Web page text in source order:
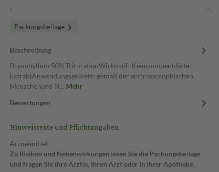
Packungsbeilage
Beschreibung
Bryophyllum 50% TriturationWirkstoff: Keimzumpenblätter-
ExtraktAnwendungsgebiete: gemäß der anthroposophischen
Menschenund N… Mehr
Bewertungen
Hinweistexte und Pflichtangaben
Arzneimittel
Zu Risiken und Nebenwirkungen lesen Sie die Packungsbeilage
und fragen Sie Ihre Ärztin, Ihren Arzt oder in Ihrer Apotheke.